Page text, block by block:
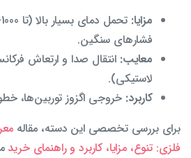
مزایا:
فشارهای سنگین.
معایب: انتقال صدا و ارتعاش
لاستیکی).
کاربرد: خروجی اگزوز توربین‌ها،
برای بررسی تخصصی این دسته، مقاله
فلزی: تنوع، مزایا، کاربرد و راهنمای خرید